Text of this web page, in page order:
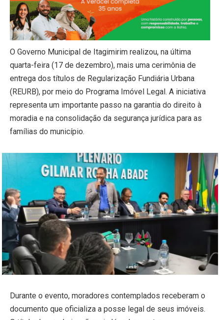
O Governo Municipal de Itagimirim realizou, na última
quarta-feira (17 de dezembro), mais uma cerimônia de
entrega dos títulos de Regularização Fundiária Urbana
(REURB), por meio do Programa Imóvel Legal. A iniciativa
representa um importante passo na garantia do direito à
moradia e na consolidação da segurança jurídica para as
famílias do município.
Durante o evento, moradores contemplados receberam o
documento que oficializa a posse legal de seus imóveis.